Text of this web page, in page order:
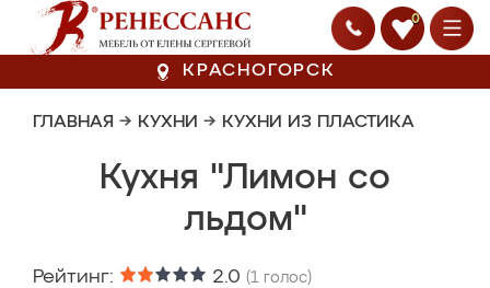
0
КРАСНОГОРСК
ГЛАВНАЯ → КУХНИ → КУХНИ ИЗ ПЛАСТИКА
Кухня "Лимон со
льдом"
Рейтинг: 2.0 (1 голос)